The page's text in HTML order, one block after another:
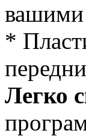
вашими
*
Легко